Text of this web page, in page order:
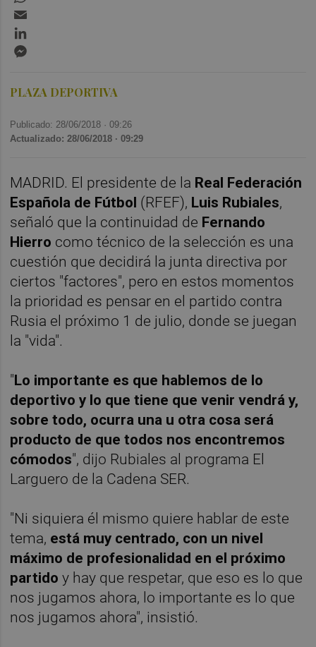
PLAZA DEPORTIVA
Publicado: 28/06/2018 ·09:26
Actualizado: 28/06/2018 · 09:29
MADRID. El presidente de la Real Federación
Española de Fútbol (RFEF), Luis Rubiales,
señaló que la continuidad de Fernando
Hierro como técnico de la selección es una
cuestión que decidirá la junta directiva por
ciertos "factores", pero en estos momentos
la prioridad es pensar en el partido contra
Rusia el próximo 1 de julio, donde se juegan
la "vida".
"Lo importante es que hablemos de lo
deportivo y lo que tiene que venir vendrá y,
sobre todo, ocurra una u otra cosa será
producto de que todos nos encontremos
cómodos", dijo Rubiales al programa El
Larguero de la Cadena SER.
"Ni siquiera él mismo quiere hablar de este
tema, está muy centrado, con un nivel
máximo de profesionalidad en el próximo
partidoy hay que respetar, que eso es lo que
nos jugamos ahora, lo importante es lo que
nos jugamos ahora", insistió.